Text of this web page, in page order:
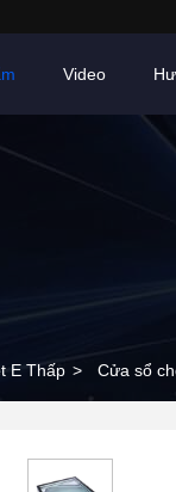
Video
E Thấp > Cửa sổ